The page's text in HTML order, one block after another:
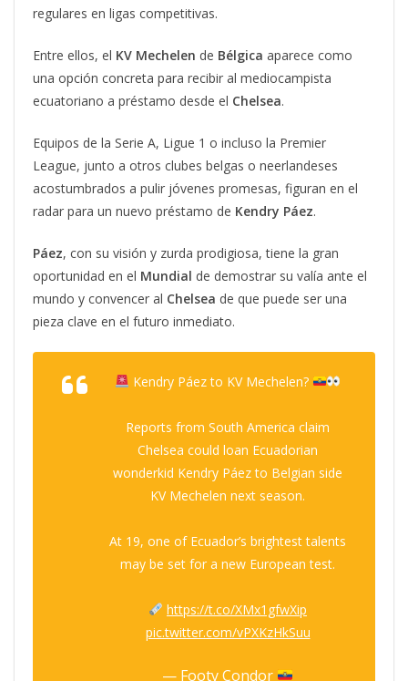
regulares en ligas competitivas.
Entre ellos, el KV Mechelen de Bélgica aparece como
una opción concreta para recibir al mediocampista
ecuatoriano a préstamo desde el Chelsea.
Equipos de la Serie A, Ligue 1 o incluso la Premier
League, junto a otros clubes belgas o neerlandeses
acostumbrados a pulir jóvenes promesas, figuran en el
radar para un nuevo préstamo de Kendry Páez.
Páez, con su visión y zurda prodigiosa, tiene la gran
oportunidad en el Mundial de demostrar su valía ante el
mundo y convencer al Chelsea de que puede ser una
pieza clave en el futuro inmediato.
Kendry Páez to KV Mechelen?
Reports from South America claim
Chelsea could loan Ecuadorian
wonderkid Kendry Páez to Belgian side
KV Mechelen next season.
At 19, one of Ecuador’s brightest talents
may be set for a new European test.
https://t.co/XMx1gfwXip
pic.twitter.com/vPXKzHkSuu
— Footy Condor